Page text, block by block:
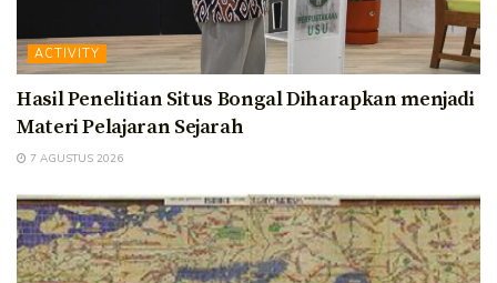
ACTIVITY
Hasil Penelitian Situs Bongal Diharapkan menjadi
Materi Pelajaran Sejarah
7 AGUSTUS 2026